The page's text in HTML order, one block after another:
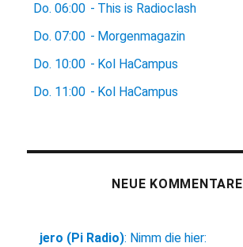
Do. 06:00 - This is Radioclash
Do. 07:00 - Morgenmagazin
Do. 10:00 - Kol HaCampus
Do. 11:00 - Kol HaCampus
NEUE KOMMENTARE
jero (Pi Radio): Nimm die hier: